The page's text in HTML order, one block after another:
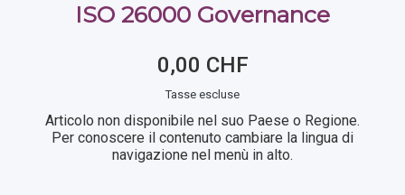
ISO 26000 Governance
0,00 CHF
Tasse escluse
Articolo non disponibile nel suo Paese o Regione.
Per conoscere il contenuto cambiare la lingua di
navigazione nel menù in alto.